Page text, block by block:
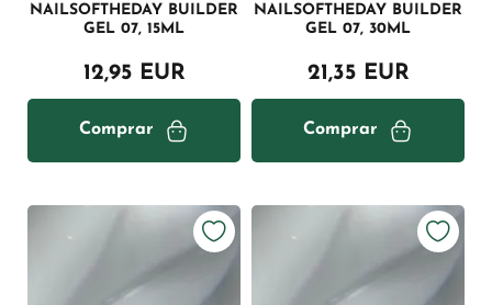
NAILSOFTHEDAY BUILDER
GEL 07, 15ML
12,95 EUR
Comprar
NAILSOFTHEDAY BUILDER
GEL 07, 30ML
21,35 EUR
Comprar